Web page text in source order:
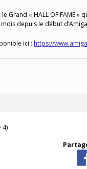
Grand « HALL OF FAME
depuis le début
ici : https://
4)